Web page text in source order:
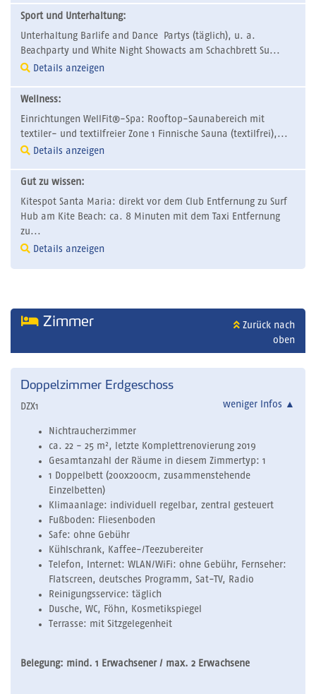
Sport und Unterhaltung:
Unterhaltung Barlife and Dance Partys (täglich), u. a.
Beachparty und White Night Showacts am Schachbrett Su...
Details anzeigen
Wellness:
Einrichtungen WellFit®-Spa: Rooftop-Saunabereich mit
textiler- und textilfreier Zone 1 Finnische Sauna (textilfrei),...
Details anzeigen
Gut zu wissen:
Kitespot Santa Maria: direkt vor dem Club Entfernung zu Surf
Hub am Kite Beach: ca. 8 Minuten mit dem Taxi Entfernung
zu...
Details anzeigen
Zimmer
Zurück nach
oben
Doppelzimmer Erdgeschoss
weniger Infos ▲
DZX1
Nichtraucherzimmer
ca. 22 - 25 m², letzte Komplettrenovierung 2019
Gesamtanzahl der Räume in diesem Zimmertyp: 1
1 Doppelbett (200x200cm, zusammenstehende
Einzelbetten)
Klimaanlage: individuell regelbar, zentral gesteuert
Fußboden: Fliesenboden
Safe: ohne Gebühr
Kühlschrank, Kaffee-/Teezubereiter
Telefon, Internet: WLAN/WiFi: ohne Gebühr, Fernseher:
Flatscreen, deutsches Programm, Sat-TV, Radio
Reinigungsservice: täglich
Dusche, WC, Föhn, Kosmetikspiegel
Terrasse: mit Sitzgelegenheit
Belegung: mind. 1 Erwachsener / max. 2 Erwachsene